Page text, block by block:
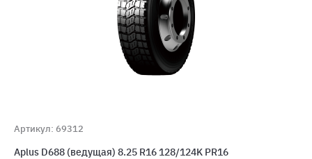
Артикул: 69312
Aplus D688 (ведущая) 8.25 R16 128/124K PR16